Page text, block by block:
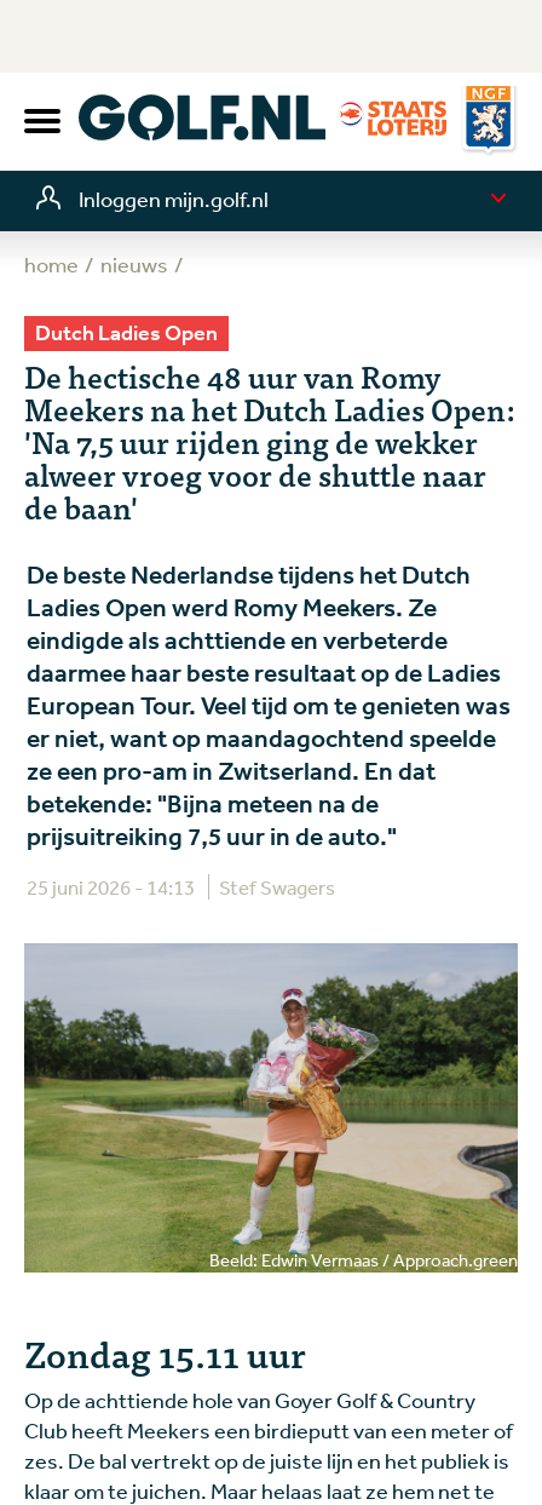
Inloggen mijn.golf.nl
home nieuws
Dutch Ladies Open
De hectische 48 uur van Romy
Meekers na het Dutch Ladies Open:
'Na 7,5 uur rijden ging de wekker
alweer vroeg voor de shuttle naar
de baan'
De beste Nederlandse tijdens het Dutch
Ladies Open werd Romy Meekers. Ze
eindigde als achttiende en verbeterde
daarmee haar beste resultaat op de Ladies
European Tour. Veel tijd om te genieten was
er niet, want op maandagochtend speelde
ze een pro-am in Zwitserland. En dat
betekende: "Bijna meteen na de
prijsuitreiking 7,5 uur in de auto."
25 juni 2026 - 14:13 Stef Swagers
Beeld: Edwin Vermaas / Approach.green
Zondag 15.11 uur
Op de achttiende hole van Goyer Golf & Country
Club heeft Meekers een birdieputt van een meter of
zes. De bal vertrekt op de juiste lijn en het publiek is
klaar om te juichen. Maar helaas laat ze hem net te